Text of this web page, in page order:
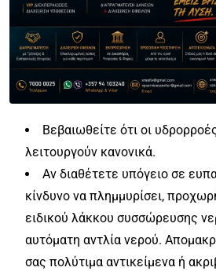
Βεβαιωθείτε ότι οι
λειτουργούν κανονικά.
Αν διαθέτετε υπόγειο σε
κίνδυνο να πλημμυρίσει,
ειδικού λάκκου συσσώρευσης
αυτόματη αντλία νερού.
σας πολύτιμα αντικείμενα ή